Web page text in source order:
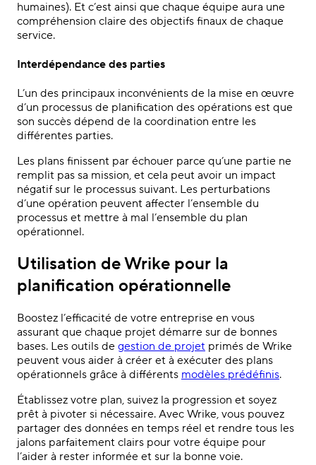
humaines). Et c’est ainsi que chaque équipe aura une
compréhension claire des objectifs finaux de chaque
service.
Interdépendance des parties
L’un des principaux inconvénients de la mise en œuvre
d’un processus de planification des opérations est que
son succès dépend de la coordination entre les
différentes parties.
Les plans finissent par échouer parce qu’une partie ne
remplit pas sa mission, et cela peut avoir un impact
négatif sur le processus suivant. Les perturbations
d’une opération peuvent affecter l’ensemble du
processus et mettre à mal l’ensemble du plan
opérationnel.
Utilisation de Wrike pour la
planification opérationnelle
Boostez l’efficacité de votre entreprise en vous
assurant que chaque projet démarre sur de bonnes
bases. Les outils de gestion de projet primés de Wrike
peuvent vous aider à créer et à exécuter des plans
opérationnels grâce à différents modèles prédéfinis.
Établissez votre plan, suivez la progression et soyez
prêt à pivoter si nécessaire. Avec Wrike, vous pouvez
partager des données en temps réel et rendre tous les
jalons parfaitement clairs pour votre équipe pour
l’aider à rester informée et sur la bonne voie.